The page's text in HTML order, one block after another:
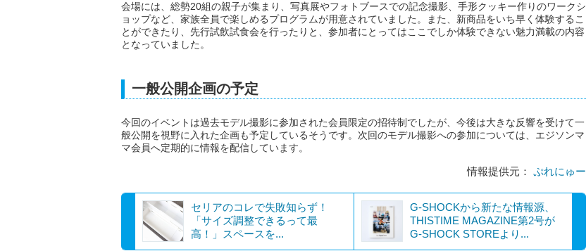
会場には、総勢20組の親子が集まり、写真展やフォトブースでの記念撮影、手形クッキー作りのワークシ
ョップなど、家族全員で楽しめるプログラムが用意されていました。また、新商品をいち早く体験するこ
とができたり、先行試飲試食会を行ったりと、参加者にとってはここでしか体験できない魅力満載の内容
となっていました。
一般公開企画の予定
今回のイベントは過去モデル撮影に参加された会員限定の招待制でしたが、今後は大きな反響を受けて一
般公開を視野に入れた企画も予定しているそうです。次回のモデル撮影への参加については、エジソンマ
マ会員へ定期的に情報を配信しています。
情報提供元： ぷれにゅー
セリアのコレで失敗知らず！
「サイズ調整できるって最
高！」スペースを...
G-SHOCKから新たな情報源、
THISTIME MAGAZINE第2号が
G-SHOCK STOREより...